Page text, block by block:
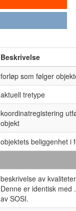
Beskrivelse
forløp som følger
aktuell tretype
koordinatregistering
objekt
objektets beliggenhet i
beskrivelse av
Denne er identisk med
av SOSI.